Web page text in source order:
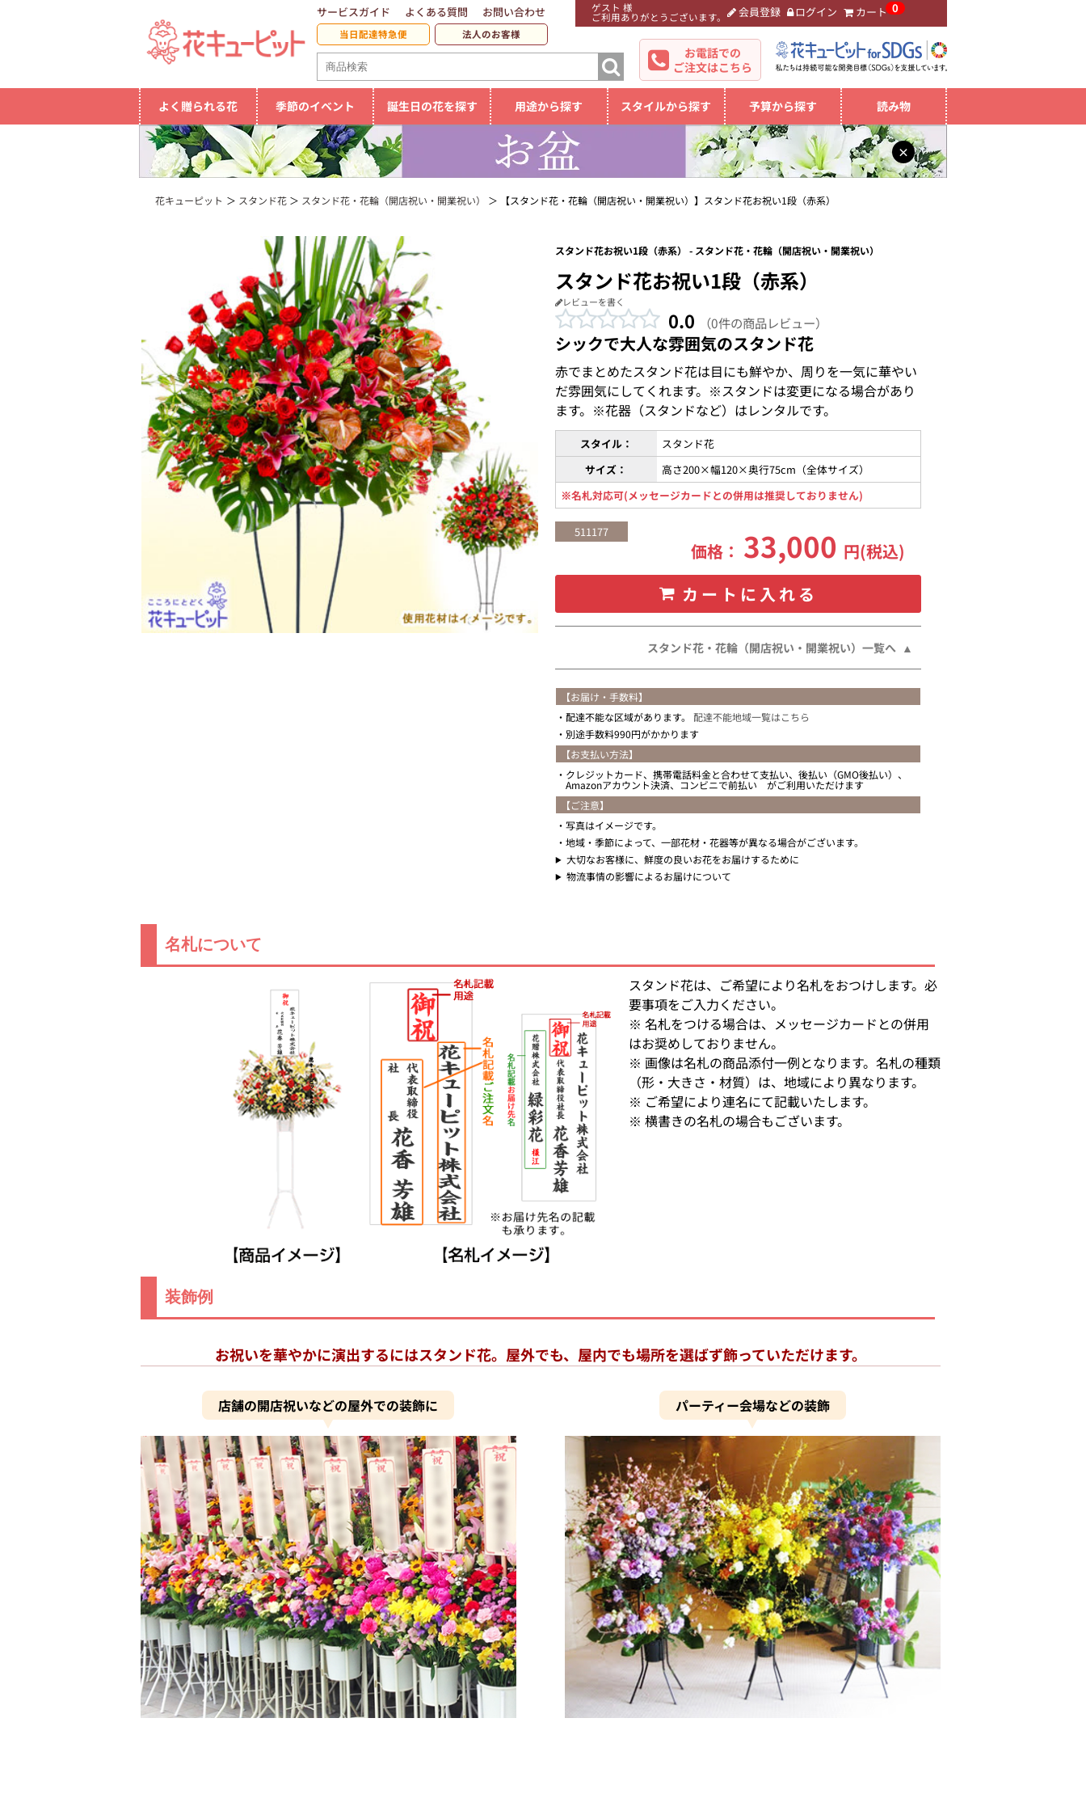
ゲスト 様
ご利用ありがとうございます。 会員登録 ログイン カート 0
サービスガイド よくある質問 お問い合わせ
当日配達特急便 法人のお客様
お電話での
ご注文はこちら
よく贈られる花 季節のイベント 誕生日の花を探す 用途から探す スタイルから探す 予算から探す 読み物
×
花キューピット スタンド花 スタンド花・花輪（開店祝い・開業祝い） 【スタンド花・花輪（開店祝い・開業祝い）】スタンド花お祝い1段（赤系）
スタンド花お祝い1段（赤系） - スタンド花・花輪（開店祝い・開業祝い）
スタンド花お祝い1段（赤系）
レビューを書く
0.0 （0件の商品レビュー）
シックで大人な雰囲気のスタンド花
赤でまとめたスタンド花は目にも鮮やか、周りを一気に華やい
だ雰囲気にしてくれます。※スタンドは変更になる場合があり
ます。※花器（スタンドなど）はレンタルです。
スタイル：
スタンド花
サイズ：
高さ200×幅120×奥行75cm（全体サイズ）
※名札対応可(メッセージカードとの併用は推奨しておりません)
511177
価格： 33,000 円(税込)
カートに入れる
スタンド花・花輪（開店祝い・開業祝い）一覧へ
【お届け・手数料】
配達不能な区域があります。 配達不能地域一覧はこちら
別途手数料990円がかかります
【お支払い方法】
クレジットカード、携帯電話料金と合わせて支払い、後払い（GMO後払い）、
Amazonアカウント決済、コンビニで前払い がご利用いただけます
【ご注意】
写真はイメージです。
地域・季節によって、一部花材・花器等が異なる場合がございます。
大切なお客様に、鮮度の良いお花をお届けするために
物流事情の影響によるお届けについて
名札について
スタンド花は、ご希望により名札をおつけします。必
要事項をご入力ください。
※ 名札をつける場合は、メッセージカードとの併用
はお奨めしておりません。
※ 画像は名札の商品添付一例となります。名札の種類
（形・大きさ・材質）は、地域により異なります。
※ ご希望により連名にて記載いたします。
※ 横書きの名札の場合もございます。
装飾例
お祝いを華やかに演出するにはスタンド花。屋外でも、屋内でも場所を選ばず飾っていただけます。
店舗の開店祝いなどの屋外での装飾に パーティー会場などの装飾